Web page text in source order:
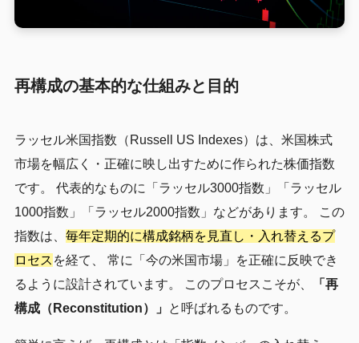
再構成の基本的な仕組みと目的
ラッセル米国指数（Russell US Indexes）は、米国株式
市場を幅広く・正確に映し出すために作られた株価指数
です。 代表的なものに「ラッセル3000指数」「ラッセル
1000指数」「ラッセル2000指数」などがあります。 この
指数は、 毎年定期的に構成銘柄を見直し・入れ替えるプ
ロセス を経て、 常に「今の米国市場」を正確に反映でき
るように設計されています。 このプロセスこそが、
「再
構成（Reconstitution）」 と呼ばれるものです。